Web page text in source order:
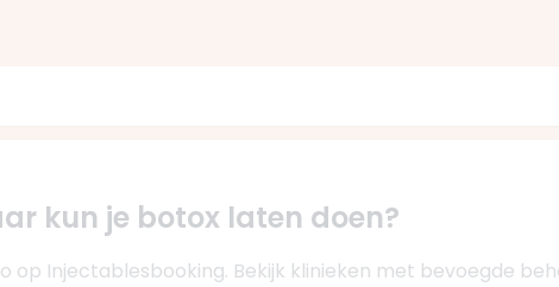
kun je botox laten doen?
op Injectablesbooking. Bekijk klinieken met bevoegde